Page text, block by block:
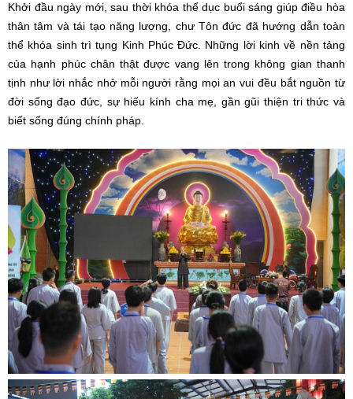
Khởi đầu ngày mới, sau thời khóa thể dục buổi sáng giúp điều hòa
thân tâm và tái tạo năng lượng, chư Tôn đức đã hướng dẫn toàn
thể khóa sinh trì tụng Kinh Phúc Đức. Những lời kinh về nền tảng
của hạnh phúc chân thật được vang lên trong không gian thanh
tịnh như lời nhắc nhở mỗi người rằng mọi an vui đều bắt nguồn từ
đời sống đạo đức, sự hiếu kính cha mẹ, gần gũi thiện tri thức và
biết sống đúng chính pháp.